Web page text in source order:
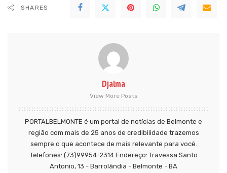
SHARES
Djalma
View More Posts
PORTALBELMONTE é um portal de notícias de Belmonte e
região com mais de 25 anos de credibilidade trazemos
sempre o que acontece de mais relevante para você.
Telefones: (73)99954-2314 Endereço: Travessa Santo
Antonio, 13 - Barrolândia - Belmonte - BA